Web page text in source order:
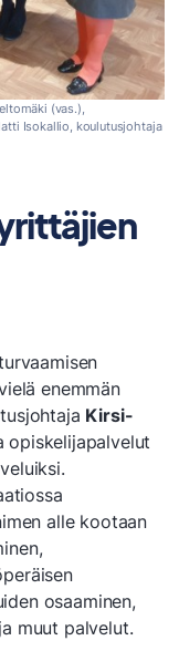
(vas.),
Isokallio, koulutusjohtaja
enemmän
Kirsi-
opiskelijapalvelut
alle kootaan
osaaminen,
muut palvelut.